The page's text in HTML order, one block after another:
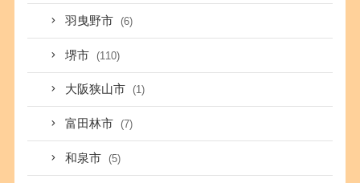
羽曳野市 (6)
堺市 (110)
大阪狭山市 (1)
富田林市 (7)
和泉市 (5)